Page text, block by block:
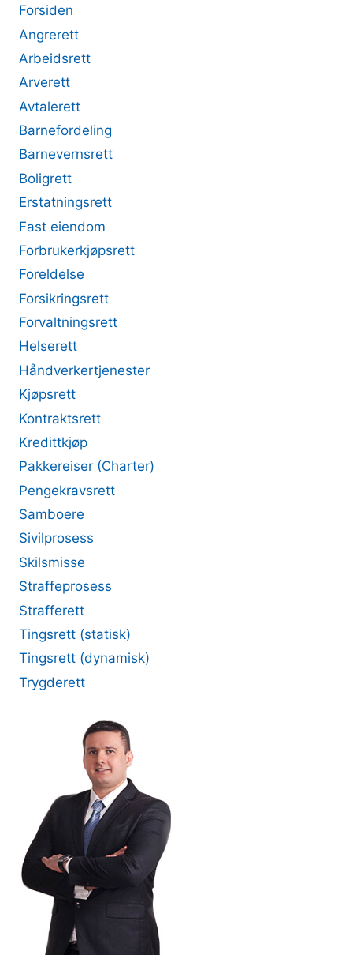
Forsiden
Angrerett
Arbeidsrett
Arverett
Avtalerett
Barnefordeling
Barnevernsrett
Boligrett
Erstatningsrett
Fast eiendom
Forbrukerkjøpsrett
Foreldelse
Forsikringsrett
Forvaltningsrett
Helserett
Håndverkertjenester
Kjøpsrett
Kontraktsrett
Kredittkjøp
Pakkereiser (Charter)
Pengekravsrett
Samboere
Sivilprosess
Skilsmisse
Straffeprosess
Strafferett
Tingsrett (statisk)
Tingsrett (dynamisk)
Trygderett